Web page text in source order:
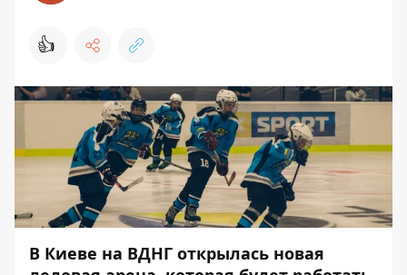
👍
В Киеве на ВДНГ открылась новая